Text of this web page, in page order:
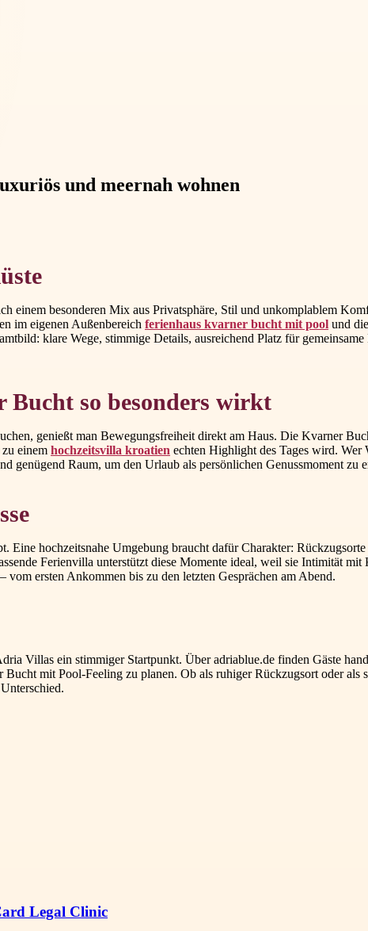
und meernah wohnen
einem besonderen Mix aus Privatsphäre, Stil und unkomplablem
im eigenen Außenbereich ferienhaus kvarner bucht mit pool und
klare Wege, stimmige Details, ausreichend Platz für
so besonders wirkt
genießt man Bewegungsfreiheit direkt am Haus. Die Kvarner
einem hochzeitsvilla kroatien echten Highlight des Tages wird. Wer
Raum, um den Urlaub als persönlichen Genussmoment zu
hochzeitsnahe Umgebung braucht dafür Charakter:
Ferienvilla unterstützt diese Momente ideal, weil sie Intimität
ersten Ankommen bis zu den letzten Gesprächen am Abend.
Villas ein stimmiger Startpunkt. Über adriablue.de finden Gäste
mit Pool-Feeling zu planen. Ob als ruhiger Rückzugsort oder
Legal Clinic